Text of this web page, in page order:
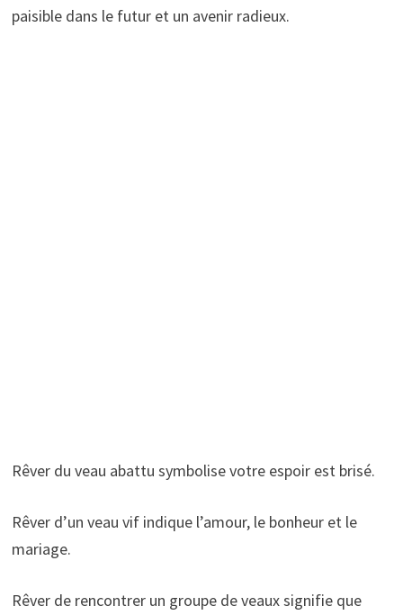
paisible dans le futur et un avenir radieux.
Rêver du veau abattu symbolise votre espoir est brisé.
Rêver d’un veau vif indique l’amour, le bonheur et le
mariage.
Rêver de rencontrer un groupe de veaux signifie que